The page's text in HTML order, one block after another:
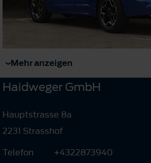
Mehr anzeigen
Haidweger GmbH
Hauptstrasse 8a
2231 Strasshof
Telefon
+4322873940